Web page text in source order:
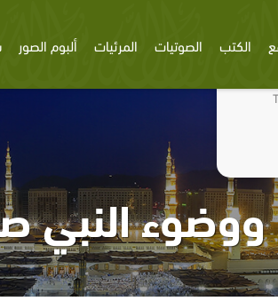
We
الكتب الصوتيات المرئيات ألبوم الصور
النبي